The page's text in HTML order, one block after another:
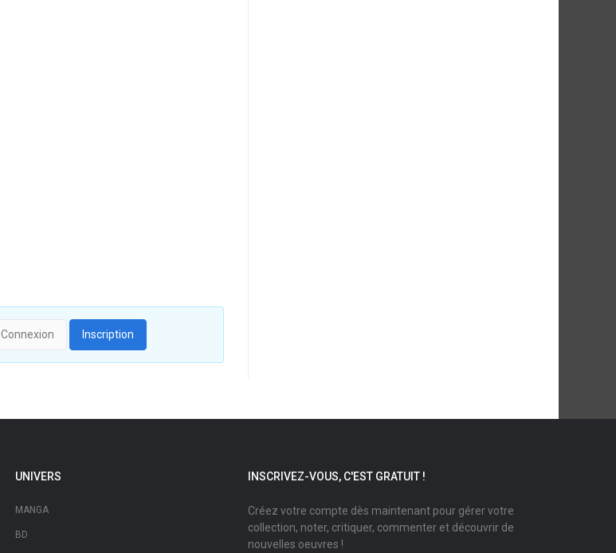
Connexion Inscription
UNIVERS
MANGA
BD
INSCRIVEZ-VOUS, C'EST GRATUIT !
Créez votre compte dès maintenant pour gérer votre
collection, noter, critiquer, commenter et découvrir de
nouvelles oeuvres !